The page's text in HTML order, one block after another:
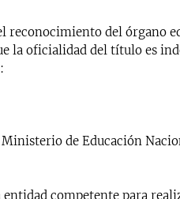
reconocimiento del órgano
la oficialidad del título es
de Educación
competente para